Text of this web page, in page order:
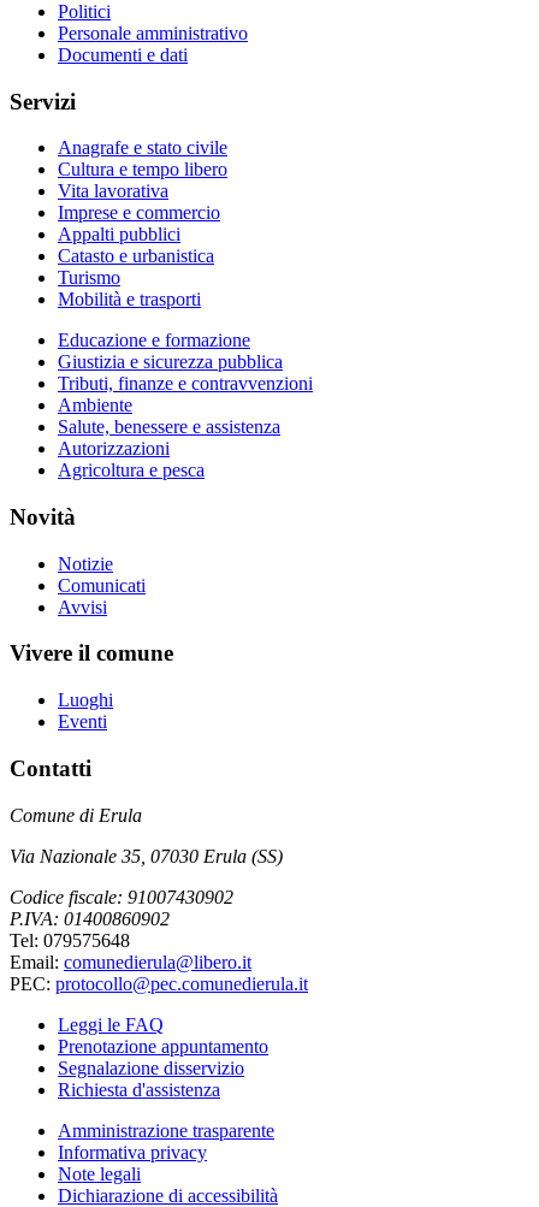
Politici
Personale amministrativo
Documenti e dati
Servizi
Anagrafe e stato civile
Cultura e tempo libero
Vita lavorativa
Imprese e commercio
Appalti pubblici
Catasto e urbanistica
Turismo
Mobilità e trasporti
Educazione e formazione
Giustizia e sicurezza pubblica
Tributi, finanze e contravvenzioni
Ambiente
Salute, benessere e assistenza
Autorizzazioni
Agricoltura e pesca
Novità
Notizie
Comunicati
Avvisi
Vivere il comune
Luoghi
Eventi
Contatti
Comune di Erula
Via Nazionale 35, 07030 Erula (SS)
Codice fiscale: 91007430902
P.IVA: 01400860902
Tel: 079575648
Email: comunedierula@libero.it
PEC: protocollo@pec.comunedierula.it
Leggi le FAQ
Prenotazione appuntamento
Segnalazione disservizio
Richiesta d'assistenza
Amministrazione trasparente
Informativa privacy
Note legali
Dichiarazione di accessibilità